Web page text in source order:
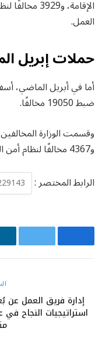
العمل.
حملات إبريل
أما في أبريل الماضي،
ضبط 19050 مخالفًا.
و4367 مخالفًا لنظام أمن الحدود، و2696 مخالفًا لنظام العمل.
الرابط المختصر :
فيسبوكتويتر
إدارة فريق العمل عن
استراتيجيات النجاح في